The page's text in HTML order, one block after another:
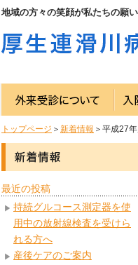
地域の方々の笑顔が私たちの願
トップページ ＞ 新着情報 ＞平成27
最近の投稿
持続グルコース測定器を使
用中の放射線検査を受けら
れる方へ
産後ケアのご案内